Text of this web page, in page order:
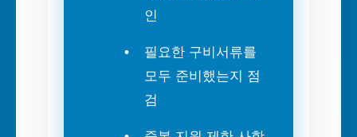
인
필요한 구비서류를
모두 준비했는지 점
검